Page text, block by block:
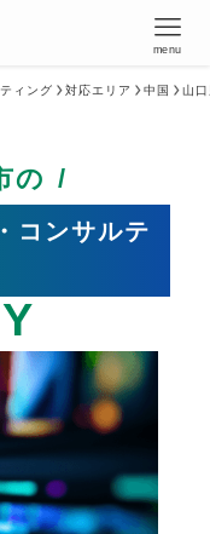
menu
ィング 対応エリア 中国 山
の
コンサルテ